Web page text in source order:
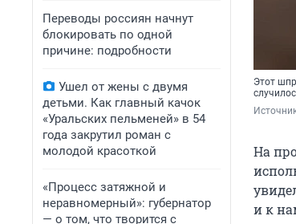
Переводы россиян начнут
блокировать по одной
причине: подробности
Ушел от жены с двумя
детьми. Как главный качок
«Уральских пельменей» в 54
года закрутил роман с
молодой красоткой
«Процесс затяжной и
неравномерный»: губернатор
— о том, что творится с
Этот
На
и к